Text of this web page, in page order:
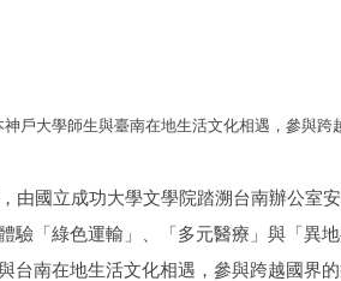
神戶大學師生與臺南在地生活文化相遇，參與跨
由國立成功大學文學院踏溯台南辦公室
驗「綠色運輸」、「多元醫療」與「異
台南在地生活文化相遇，參與跨越國界的